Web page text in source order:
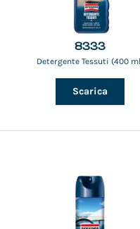
8333
Detergente Tessuti (400
Scarica